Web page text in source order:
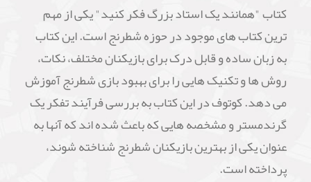
کتاب "همانند یک استاد بزرگ فکر کنید" یکی از مهم
ترین کتاب های موجود در حوزه شطرنج است. این کتاب
به زبان ساده و قابل درک برای بازیکنان مختلف، نکات،
روش ها و تکنیک هایی را برای بهبود بازی شطرنج آموزش
می دهد. کوتوف در این کتاب به بررسی فرآیند تفکر یک
گرندمستر و مشخصه هایی که باعث شده اند که آنها به
عنوان یکی از بهترین بازیکنان شطرنج شناخته شوند،
پرداخته است.